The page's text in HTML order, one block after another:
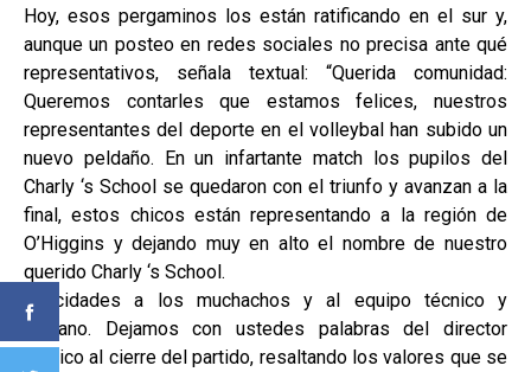
Hoy, esos pergaminos los están ratificando en el sur y,
aunque un posteo en redes sociales no precisa ante qué
representativos, señala textual: “Querida comunidad:
Queremos contarles que estamos felices, nuestros
representantes del deporte en el volleybal han subido un
nuevo peldaño. En un infartante match los pupilos del
Charly ‘s School se quedaron con el triunfo y avanzan a la
final, estos chicos están representando a la región de
O’Higgins y dejando muy en alto el nombre de nuestro
querido Charly ‘s School.
Felicidades a los muchachos y al equipo técnico y
humano. Dejamos con ustedes palabras del director
técnico al cierre del partido, resaltando los valores que se